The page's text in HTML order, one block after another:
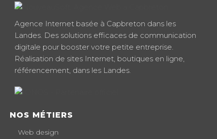
Agence Internet basée à Capbreton dans les
Landes. Des solutions efficaces de communication
digitale pour booster votre petite entreprise.
Réalisation de sites Internet, boutiques en ligne,
référencement, dans les Landes.
NOS MÉTIERS
Web design